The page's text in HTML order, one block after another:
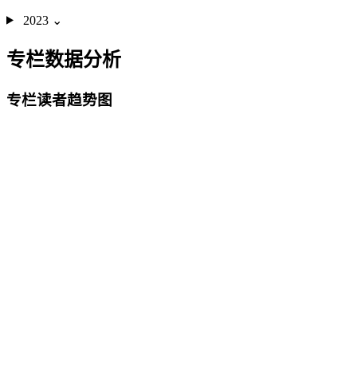
2023 ⌄
专栏数据分析
专栏读者趋势图